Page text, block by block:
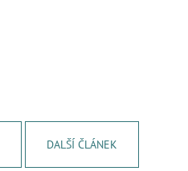
DALŠÍ ČLÁNEK